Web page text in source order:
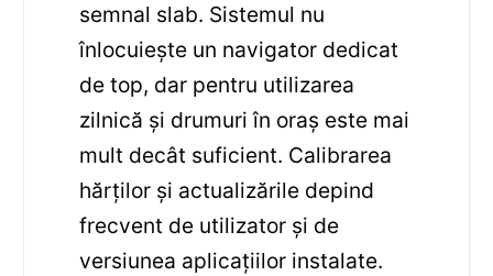
semnal slab. Sistemul nu
înlocuiește un navigator dedicat
de top, dar pentru utilizarea
zilnică și drumuri în oraș este mai
mult decât suficient. Calibrarea
hărților și actualizările depind
frecvent de utilizator și de
versiunea aplicațiilor instalate.